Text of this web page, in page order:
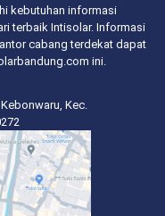
kebutuhan informasi
terbaik Intisolar. Informasi
cabang terdekat dapat
ini.
Kec.